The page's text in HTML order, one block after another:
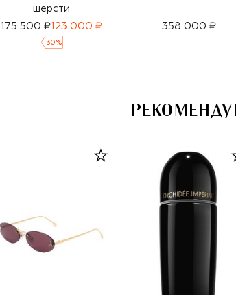
шерсти
175 500 ₽123 000 ₽
-30 %
358 000 ₽